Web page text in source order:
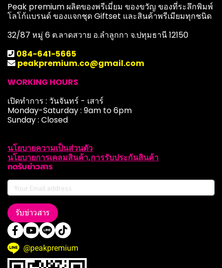
Peak premium ผลิตของพรีเมี่ยม ของขวัญ ของที่ระลึกพิมพ์
โลโก้แบรนด์ ของแจกชุด Giftset และสินค้าพรีเมียมทุกชนิด
32/87 หมู่ 6 ต.ลาดสวาย อ.ลำลูกกา จ.ปทุมธานี 12150
084-641-5665
peakpremium.co@gmail.com
WORKING HOURS
เปิดทำการ : วันจันทร์ - เสาร์
Monday-Saturday : 9am to 6pm
Sunday : Closed
นโยบายความเป็นส่วนตัว
นโยบายการเคลมสินค้า,การรับประกันสินค้า
กดรับข่าวสาร
รับข่าวสาร
@peakpremium